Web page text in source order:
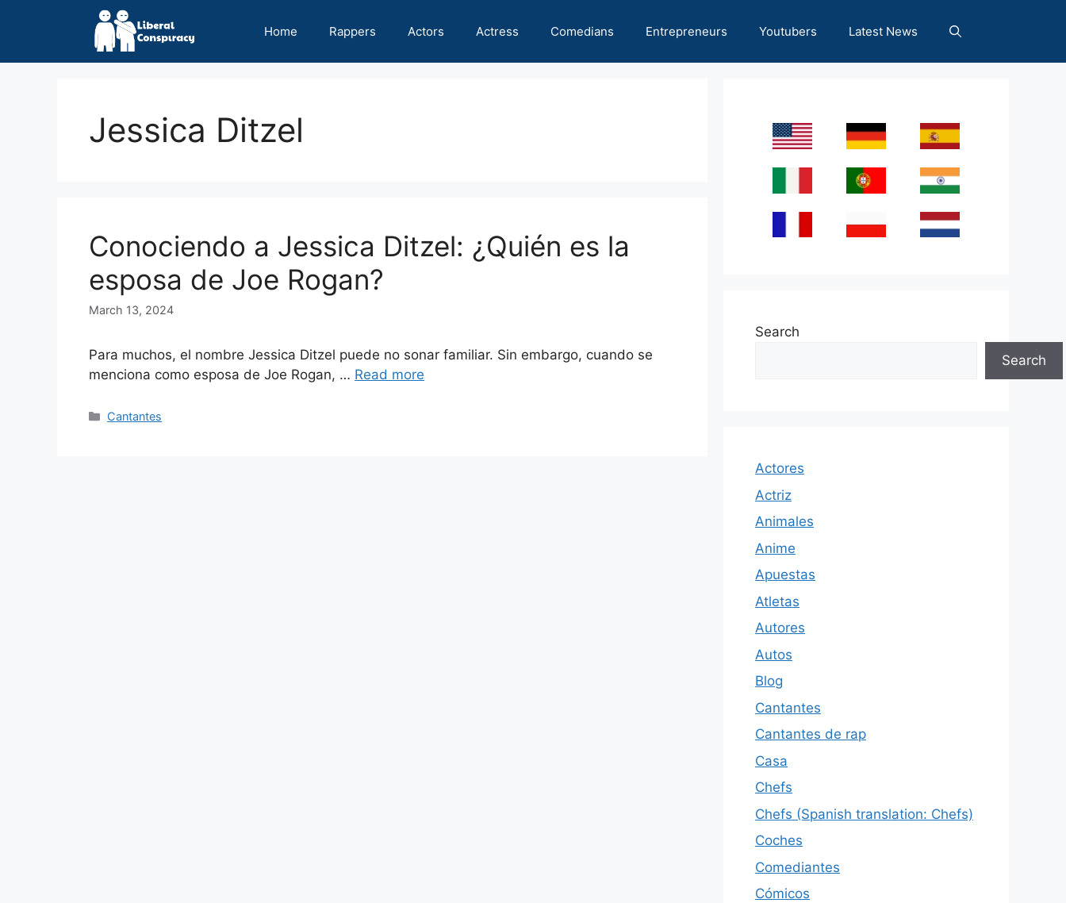
Home Rappers Actors Actress Comedians Entrepreneurs Youtubers Latest News
Jessica Ditzel
Conociendo a Jessica Ditzel: ¿Quién es la
esposa de Joe Rogan?
March 13, 2024
Para muchos, el nombre Jessica Ditzel puede no sonar familiar. Sin embargo, cuando se
menciona como esposa de Joe Rogan, … Read more
Categories
Cantantes
Search
Search
Actores
Actriz
Animales
Anime
Apuestas
Atletas
Autores
Autos
Blog
Cantantes
Cantantes de rap
Casa
Chefs
Chefs (Spanish translation: Chefs)
Coches
Comediantes
Cómicos